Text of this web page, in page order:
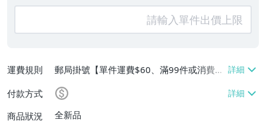
運費規則
郵局掛號【單件運費$60、滿99件或消費滿
$9999免運費】
付款方式
商品狀況
全新品